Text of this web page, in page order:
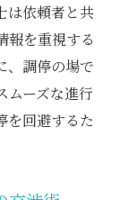
は依頼者と共
報を重視する
、調停の場で
ムーズな進行
を回避するた